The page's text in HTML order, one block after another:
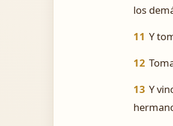
los
11 Y
12
13 Y